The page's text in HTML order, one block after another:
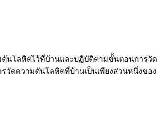
นโลหิตไว้ที่บ้านและปฏิบัติตามขั้นตอนการ
วัดความดันโลหิตที่บ้านเป็นเพียงส่วนหนึ่งข